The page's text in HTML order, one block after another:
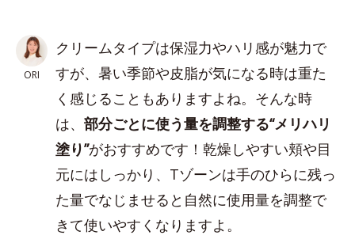
ORI
クリームタイプは保湿力やハリ感が魅力で
すが、暑い季節や皮脂が気になる時は重た
く感じることもありますよね。そんな時
は、 部分ごとに使う量を調整する“メリハリ
塗り”がおすすめです！乾燥しやすい頬や目
元にはしっかり、Tゾーンは手のひらに残っ
た量でなじませると自然に使用量を調整で
きて使いやすくなりますよ。